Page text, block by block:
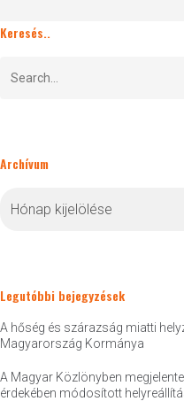
Keresés..
Archívum
Legutóbbi bejegyzések
A hőség és szárazság miatti
Magyarország Kormánya
A Magyar Közlönyben
érdekében módosított